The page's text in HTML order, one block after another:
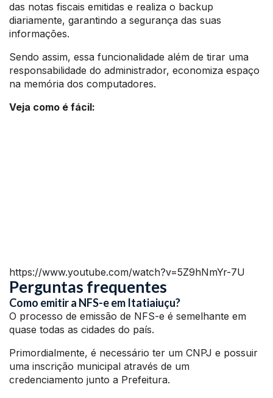
das notas fiscais emitidas e realiza o backup
diariamente, garantindo a segurança das suas
informações.
Sendo assim, essa funcionalidade além de tirar uma
responsabilidade do administrador, economiza espaço
na memória dos computadores.
Veja como é fácil:
https://www.youtube.com/watch?v=5Z9hNmYr-7U
Perguntas frequentes
Como emitir a NFS-e em Itatiaiuçu?
O processo de emissão de NFS-e é semelhante em
quase todas as cidades do país.
Primordialmente, é necessário ter um CNPJ e possuir
uma inscrição municipal através de um
credenciamento junto a Prefeitura.